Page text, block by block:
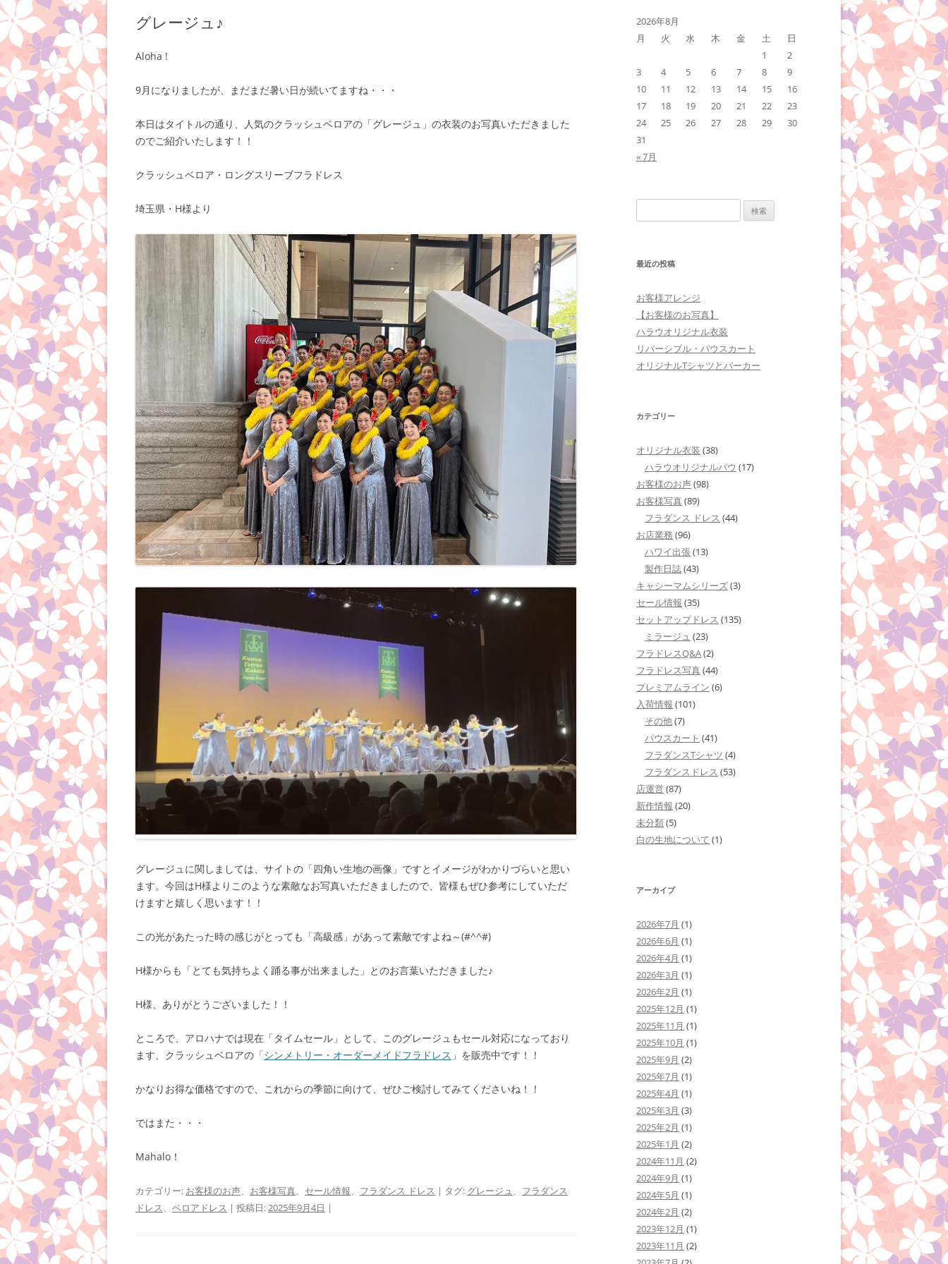
グレージュ♪
Aloha !
9月になりましたが、まだまだ暑い日が続いてますね・・・
本日はタイトルの通り、人気のクラッシュベロアの「グレージュ」の衣装のお写真いただきました
のでご紹介いたします！！
クラッシュベロア・ロングスリーブフラドレス
埼玉県・H様より
グレージュに関しましては、サイトの「四角い生地の画像」ですとイメージがわかりづらいと思い
ます。今回はH様よりこのような素敵なお写真いただきましたので、皆様もぜひ参考にしていただ
けますと嬉しく思います！！
この光があたった時の感じがとっても「高級感」があって素敵ですよね～(#^^#)
H様からも「とても気持ちよく踊る事が出来ました」とのお言葉いただきました♪
H様、ありがとうございました！！
ところで、アロハナでは現在「タイムセール」として、このグレージュもセール対応になっており
ます、クラッシュベロアの「シンメトリー・オーダーメイドフラドレス 」を販売中です！！
かなりお得な価格ですので、これからの季節に向けて、ぜひご検討してみてくださいね！！
ではまた・・・
Mahalo！
カテゴリー: お客様のお声、 お客様写真、 セール情報、 フラダンス ドレス | タグ: グレージュ、 フラダンス
ドレス、 ベロアドレス | 投稿日:2025年9月4日 |
2026年8月
月
火 水 木 金 土
日
1
2
3
4 5 6 7 8
9
10
11 12 13 14 15
16
17
18 19 20 21 22
23
24
25 26 27 28 29
30
31
« 7月
索:
最近の投稿
お客様アレンジ
【お客様のお写真】
ハラウオリジナル衣装
リバーシブル・パウスカート
オリジナルTシャツとパーカー
カテゴリー
オリジナル衣装 (38)
ハラウオリジナルパウ (17)
お客様のお声(98)
お客様写真(89)
フラダンス ドレス (44)
お店業務 (96)
ハワイ出張(13)
製作日誌(43)
キャシーマムシリーズ(3)
セール情報 (35)
セットアップドレス (135)
ミラージュ (23)
フラドレスQ&A(2)
フラドレス写真(44)
プレミアムライン (6)
入荷情報 (101)
その他(7)
パウスカート (41)
フラダンスTシャツ (4)
フラダンスドレス (53)
店運営(87)
新作情報 (20)
未分類(5)
白の生地について (1)
アーカイブ
2026年7月 (1)
2026年6月 (1)
2026年4月 (1)
2026年3月 (1)
2026年2月 (1)
2025年12月 (1)
2025年11月 (1)
2025年10月 (1)
2025年9月 (2)
2025年7月 (1)
2025年4月 (1)
2025年3月 (3)
2025年2月 (1)
2025年1月 (2)
2024年11月 (2)
2024年9月 (1)
2024年5月 (1)
2024年2月 (2)
2023年12月 (1)
2023年11月 (2)